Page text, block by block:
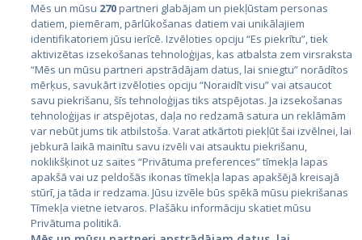
Политика конфиденциальности
Pārvaldīt preferences
GetaPro
О проекте
Обратная связь
Вопросы и Ответы
Блог
Mēs un mūsu 270partneri glabājam un piekļūstam personas
datiem, piemēram, pārlūkošanas datiem vai unikālajiem
identifikatoriem jūsu ierīcē. Izvēloties opciju “Es piekrītu”, tiek
aktivizētas izsekošanas tehnoloģijas, kas atbalsta zem virsraksta
“Mēs un mūsu partneri apstrādājam datus, lai sniegtu” norādītos
mērķus, savukārt izvēloties opciju “Noraidīt visu” vai atsaucot
savu piekrišanu, šīs tehnoloģijas tiks atspējotas. Ja izsekošanas
tehnoloģijas ir atspējotas, daļa no redzamā satura un reklāmām
var nebūt jums tik atbilstoša. Varat atkārtoti piekļūt šai izvēlnei, lai
jebkurā laikā mainītu savu izvēli vai atsauktu piekrišanu,
noklikšķinot uz saites “Privātuma preferences” tīmekļa lapas
apakšā vai uz peldošās ikonas tīmekļa lapas apakšējā kreisajā
stūrī, ja tāda ir redzama. Jūsu izvēle būs spēkā mūsu piekrišanas
Tīmekļa vietne ietvaros. Plašāku informāciju skatiet mūsu
Privātuma politikā.